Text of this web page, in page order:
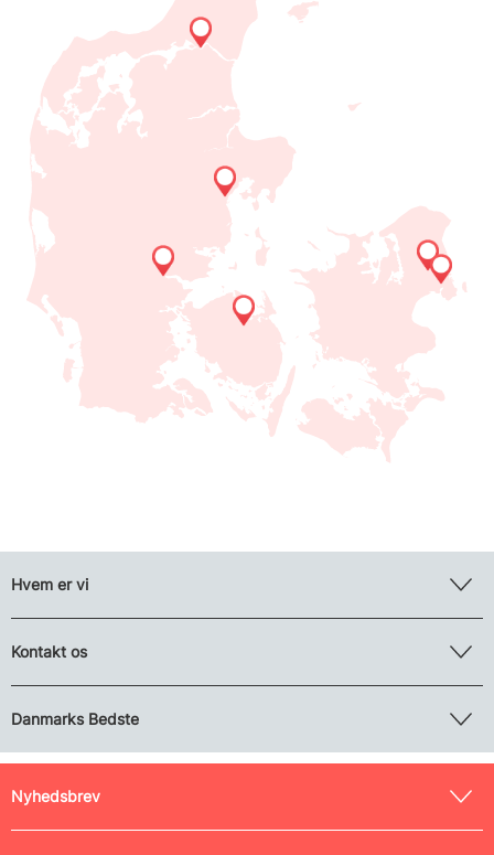
Hvem er vi
Kontakt os
Danmarks Bedste
Nyhedsbrev